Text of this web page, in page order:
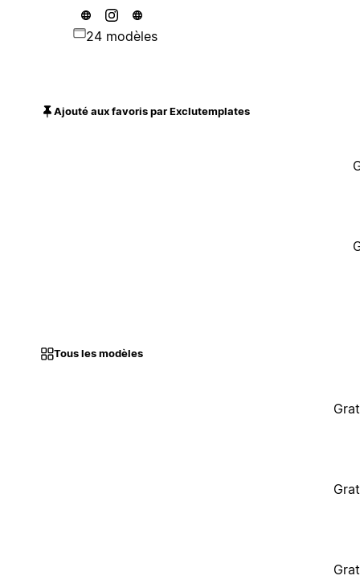
24 modèles
Ajouté aux favoris par Exclutemplates
Tous les modèles